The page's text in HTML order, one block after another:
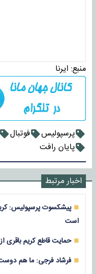
منبع: ایرنا
پرسپولیس فوتبال
پایان رافت
اخبار مرتبط
پیشکسوت پرسپولیس:
است
حمایت قاطع کریم باقری
فرشاد فرجی: ما هم دوست